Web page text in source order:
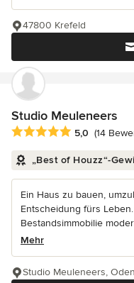
47800 Krefeld
Studio Meuleneers
Durchschnittliche
5,0 (14
„Best of Houzz“-
Ein Haus zu bauen,
Entscheidung fürs
Bestandsimmobilie
Mehr
Studio Meuleneers,